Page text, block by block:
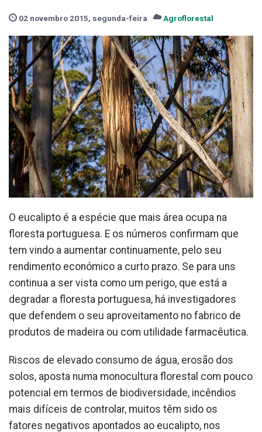
02 novembro 2015, segunda-feira Agroflorestal
O eucalipto é a espécie que mais área ocupa na
floresta portuguesa. E os números confirmam que
tem vindo a aumentar continuamente, pelo seu
rendimento económico a curto prazo. Se para uns
continua a ser vista como um perigo, que está a
degradar a floresta portuguesa, há investigadores
que defendem o seu aproveitamento no fabrico de
produtos de madeira ou com utilidade farmacêutica.
Riscos de elevado consumo de água, erosão dos
solos, aposta numa monocultura florestal com pouco
potencial em termos de biodiversidade, incêndios
mais difíceis de controlar, muitos têm sido os
fatores negativos apontados ao eucalipto, nos